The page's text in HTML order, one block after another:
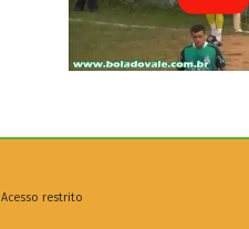
Acesso restrito